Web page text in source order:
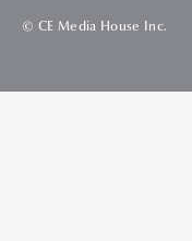
© CE Media House Inc.